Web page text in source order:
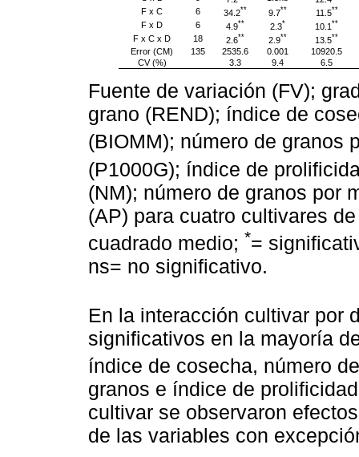
F x C 6 34.2** 9.7** 11.5**
F x D 6 4.9** 2.3* 10.1 **
F x C x D 18 2.6** 2.9** 13.5**
Error (CM) 135 2535.6 0.001
10920.5
CV (%)
3.3 9.4 6.5
Fuente de variación (FV);
grano (REND); índice de
(BIOMM); número de granos
(P1000G); índice de
(NM); número de granos por
(AP) para cuatro cultivares
cuadrado medio; *=
ns= no significativo.
En la interacción cultivar por
significativos en la mayoría
índice de cosecha, número
granos e índice de
cultivar se observaron
de las variables con